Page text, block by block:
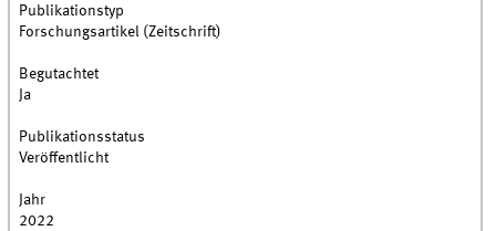
Publikationstyp
Forschungsartikel (Zeitschrift)
Begutachtet
Ja
Publikationsstatus
Veröffentlicht
Jahr
2022